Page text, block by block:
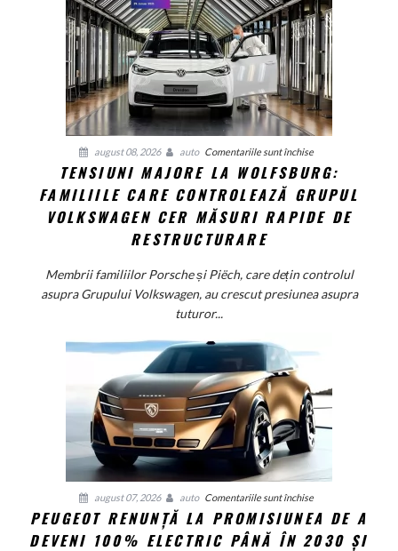
auto
germani,
arată
un
studiu
recent
august 08, 2026 auto Comentariile sunt închisepentru
Tensiuni
majore
la
care
rapide
de
restructurare
TENSIUNI MAJORE LA WOLFSBURG:
FAMILIILE CARE CONTROLEAZĂ GRUPUL
VOLKSWAGEN CER MĂSURI RAPIDE DE
RESTRUCTURARE
Membrii familiilor Porsche și Piëch, care dețin controlul
asupra Grupului Volkswagen, au crescut presiunea asupra
tuturor...
august 07, 2026 auto Comentariile sunt închisepentru
Peugeot
renunță
PEUGEOT RENUNȚĂ LA PROMISIUNEA DE A
DEVENI 100% ELECTRIC PÂNĂ ÎN 2030 ȘI